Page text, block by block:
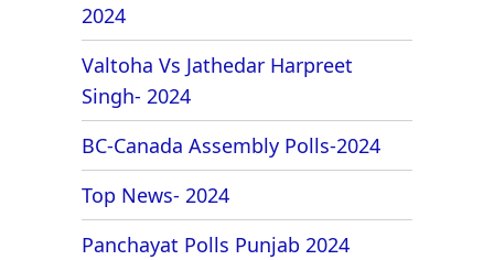
2024
Valtoha Vs Jathedar Harpreet
Singh- 2024
BC-Canada Assembly Polls-2024
Top News- 2024
Panchayat Polls Punjab 2024